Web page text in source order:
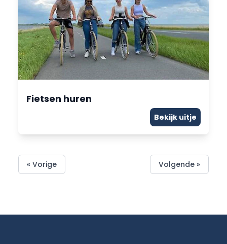
Fietsen huren
Bekijk uitje
« Vorige Volgende »